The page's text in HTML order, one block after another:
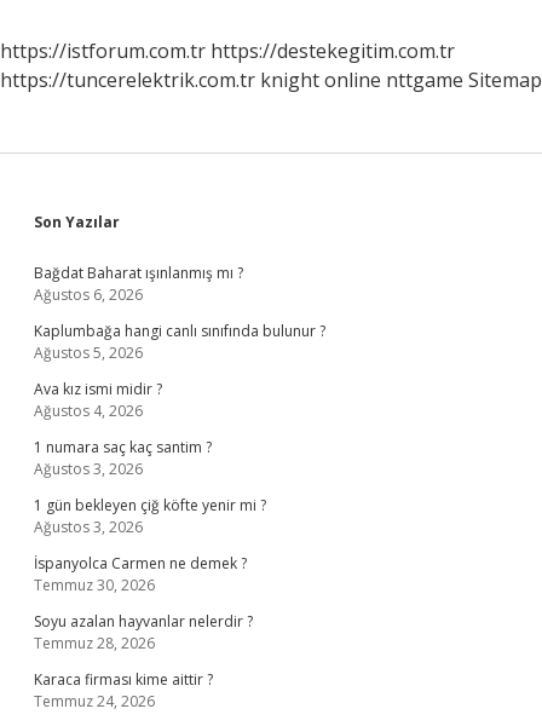
https://istforum.com.tr https://destekegitim.com.tr
https://tuncerelektrik.com.tr knight online nttgame Sitemap
Sidebar
Son Yazılar
Bağdat Baharat ışınlanmış mı ?
Ağustos 6, 2026
Kaplumbağa hangi canlı sınıfında bulunur ?
Ağustos 5, 2026
Ava kız ismi midir ?
Ağustos 4, 2026
1 numara saç kaç santim ?
Ağustos 3, 2026
1 gün bekleyen çiğ köfte yenir mi ?
Ağustos 3, 2026
İspanyolca Carmen ne demek ?
Temmuz 30, 2026
Soyu azalan hayvanlar nelerdir ?
Temmuz 28, 2026
Karaca firması kime aittir ?
Temmuz 24, 2026